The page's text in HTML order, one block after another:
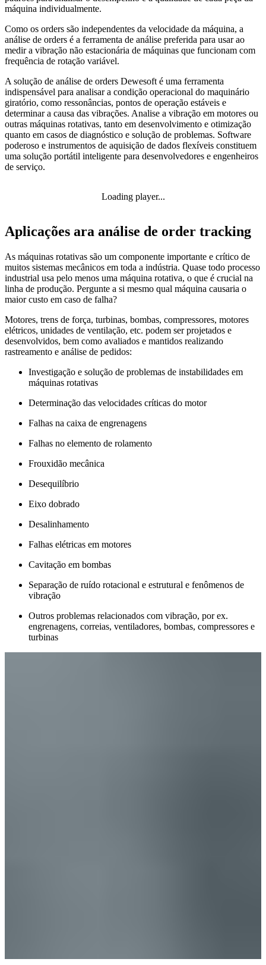
máquina individualmente.
Como os orders são independentes da velocidade da máquina, a
análise de orders é a ferramenta de análise preferida para usar ao
medir a vibração não estacionária de máquinas que funcionam com
frequência de rotação variável.
A solução de análise de orders Dewesoft é uma ferramenta
indispensável para analisar a condição operacional do maquinário
giratório, como ressonâncias, pontos de operação estáveis ​​e
determinar a causa das vibrações. Analise a vibração em motores ou
outras máquinas rotativas, tanto em desenvolvimento e otimização
quanto em casos de diagnóstico e solução de problemas. Software
poderoso e instrumentos de aquisição de dados flexíveis constituem
uma solução portátil inteligente para desenvolvedores e engenheiros
de serviço.
Loading player...
Aplicações ara análise de order tracking
As máquinas rotativas são um componente importante e crítico de
muitos sistemas mecânicos em toda a indústria. Quase todo processo
industrial usa pelo menos uma máquina rotativa, o que é crucial na
linha de produção. Pergunte a si mesmo qual máquina causaria o
maior custo em caso de falha?
Motores, trens de força, turbinas, bombas, compressores, motores
elétricos, unidades de ventilação, etc. podem ser projetados e
desenvolvidos, bem como avaliados e mantidos realizando
rastreamento e análise de pedidos:
Investigação e solução de problemas de instabilidades em
máquinas rotativas
Determinação das velocidades críticas do motor
Falhas na caixa de engrenagens
Falhas no elemento de rolamento
Frouxidão mecânica
Desequilíbrio
Eixo dobrado
Desalinhamento
Falhas elétricas em motores
Cavitação em bombas
Separação de ruído rotacional e estrutural e fenômenos de
vibração
Outros problemas relacionados com vibração, por ex.
engrenagens, correias, ventiladores, bombas, compressores e
turbinas